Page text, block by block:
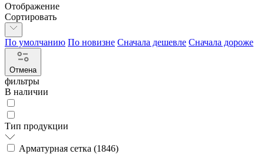
Отображение
Сортировать
По умолчанию По новизне Сначала дешевле Сначала дороже
Отмена
фильтры
В наличии
Тип продукции
Арматурная сетка (1846)